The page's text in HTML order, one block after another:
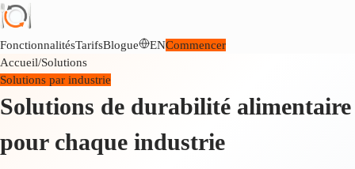
FonctionnalitésTarifsBlogue ENCommencer
Accueil/Solutions
Solutions par industrie
Solutions de durabilité alimentaire
pour chaque industrie